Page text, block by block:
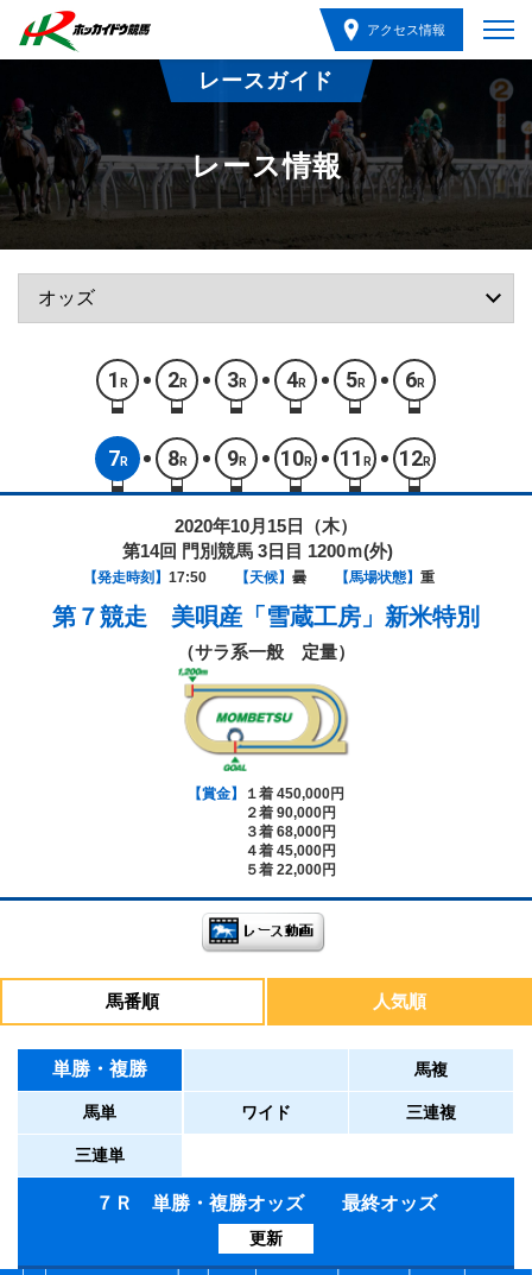
アクセス情報
レースガイド
レース情報
1 R 2R 3R 4R 5R 6R
7 R 8R 9R 10R 11 R 12R
2020年10月15日（木）
第14回 門別競馬 3日目 1200ｍ(外)
【発走時刻】 17:50 【天候】 曇 【馬場状態】 重
第７競走 美唄産「雪蔵工房」新米特別
（サラ系一般 定量）
【賞金】
１着 450,000円
２着 90,000円
３着 68,000円
４着 45,000円
５着 22,000円
馬番順 人気順
単勝・複勝 馬複
馬単 ワイド 三連複
三連単
７Ｒ 単勝・複勝オッズ 最終オッズ
更新